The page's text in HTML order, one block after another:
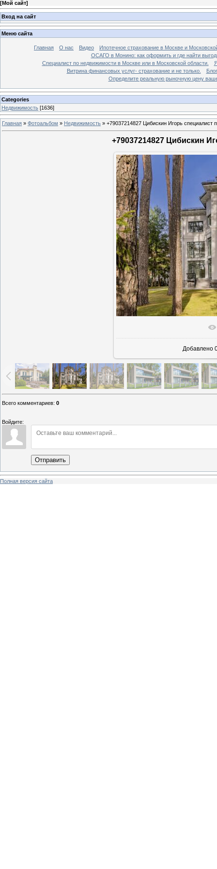
[Мой сайт]
Вход на сайт
Меню сайта
Главная О нас Видео
Ипотечное страхование в Москве и
ОСАГО в Монино: как оформить и где найти
Специалист по недвижимости в Москве или в Московской области.
Витрина финансовых услуг- страхование и не только.
Блог
Определите реальную рыночную цену
Categories
Недвижимость [1636]
Главная » Фотоальбом » Недвижимость » +79037214827 Цибискин Игорь специалист
+79037214827 Цибискин
В
Добавлено
Всего комментариев: 0
Войдите:
Отправить
Полная версия сайта